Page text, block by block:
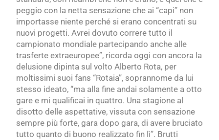
peggio con la netta sensazione che ai “capi” non
importasse niente perché si erano concentrati su
nuovi progetti. Avrei dovuto correre tutto il
campionato mondiale partecipando anche alle
trasferte extraeuropee”, ricorda oggi con ancora la
delusione dipinta sul volto Alberto Rota, per
moltissimi suoi fans “Rotaia”, soprannome da lui
stesso ideato, “ma alla fine andai solamente a otto
gare e mi qualificai in quattro. Una stagione al
disotto delle aspettative, vissuta con sensazione
sempre più forte, gara dopo gara, di avere bruciato
tutto quanto di buono realizzato fin lì”. Brutti